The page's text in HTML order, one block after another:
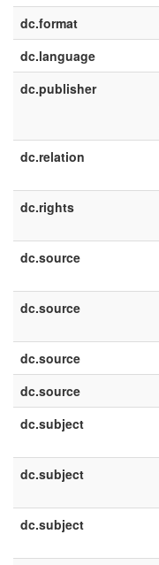
dc.format
dc.language
dc.publisher
dc.relation
dc.rights
dc.source
dc.source
dc.source
dc.source
dc.subject
dc.subject
dc.subject